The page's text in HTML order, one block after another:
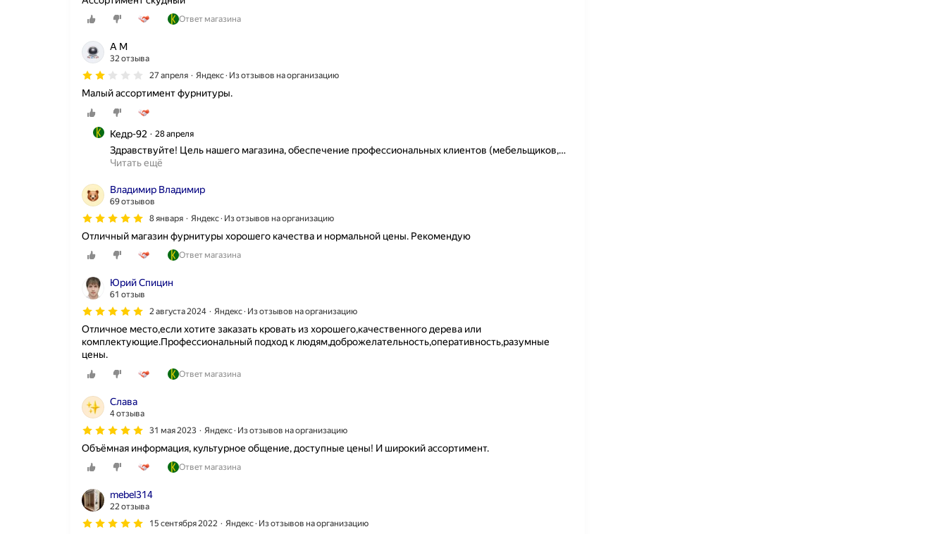
Ответ магазина
А М
32 отзыва
27 апреля
Яндекс · Из отзывов на организацию
Малый ассортимент фурнитуры.
Кедр-92 28 апреля
Здравствуйте! Цель нашего магазина, обеспечение профессиональных клиентов (мебельщиков,…
Читать ещё
Владимир Владимир
69 отзывов
8 января
Яндекс · Из отзывов на организацию
Отличный магазин фурнитуры хорошего качества и нормальной цены. Рекомендую
Ответ магазина
Юрий Спицин
61 отзыв
2 августа 2024
Яндекс · Из отзывов на организацию
Отличное место,если хотите заказать кровать из хорошего,качественного дерева или
комплектующие.Профессиональный подход к людям,доброжелательность,оперативность,разумные
цены.
Ответ магазина
Слава
4 отзыва
31 мая 2023
Яндекс · Из отзывов на организацию
Объёмная информация, культурное общение, доступные цены! И широкий ассортимент.
Ответ магазина
mebel314
22 отзыва
15 сентября 2022
Яндекс · Из отзывов на организацию